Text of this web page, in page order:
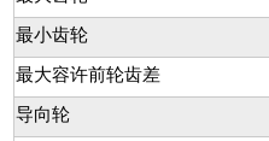
最小齿轮
最大容许前轮齿差
导向轮